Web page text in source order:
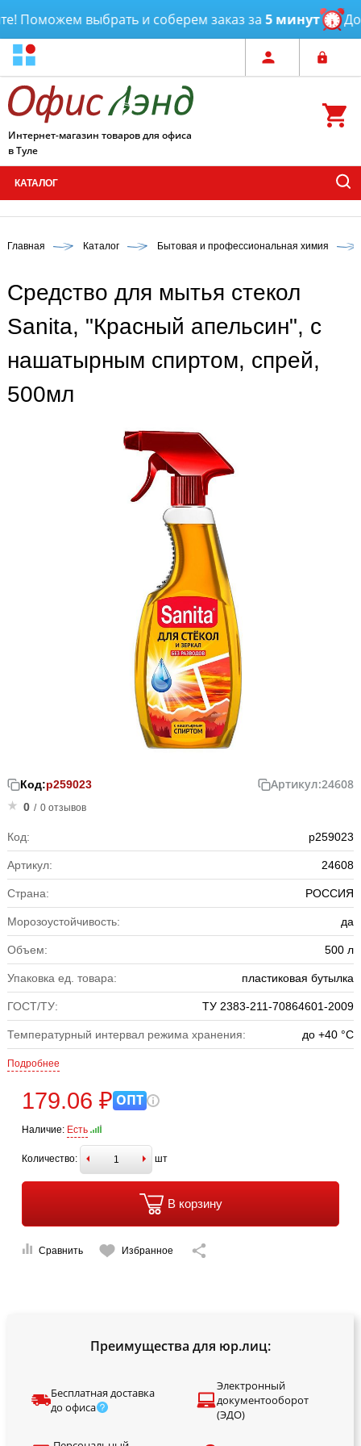
выбрать и соберем заказ за5 минут
Интернет-магазин товаров для офиса
в Туле
КАТАЛОГ
Главная Каталог Бытовая и профессиональная химия
Средство для мытья стекол
Sanita, "Красный апельсин", с
нашатырным спиртом, спрей,
500мл
Код:р259023 Артикул:24608
0 / 0 отзывов
Код: р259023
Артикул: 24608
Страна: РОССИЯ
Морозоустойчивость: да
Объем: 500 л
Упаковка ед. товара: пластиковая бутылка
ГОСТ/ТУ: ТУ 2383-211-70864601-2009
Температурный интервал режима хранения: до +40 °C
Подробнее
179.06 ₽ ОПТ
Наличие: Есть
Количество: шт
В корзину
Сравнить Избранное
Преимущества для юр.лиц:
Бесплатная доставка
до офиса
Электронный
документооборот
(ЭДО)